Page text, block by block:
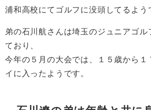
浦和高校にてゴルフに没頭してるよう
弟の石川航さんは埼玉のジュニアゴル
ており、
今年の５月の大会では、１５歳から１
イに入ったようです。